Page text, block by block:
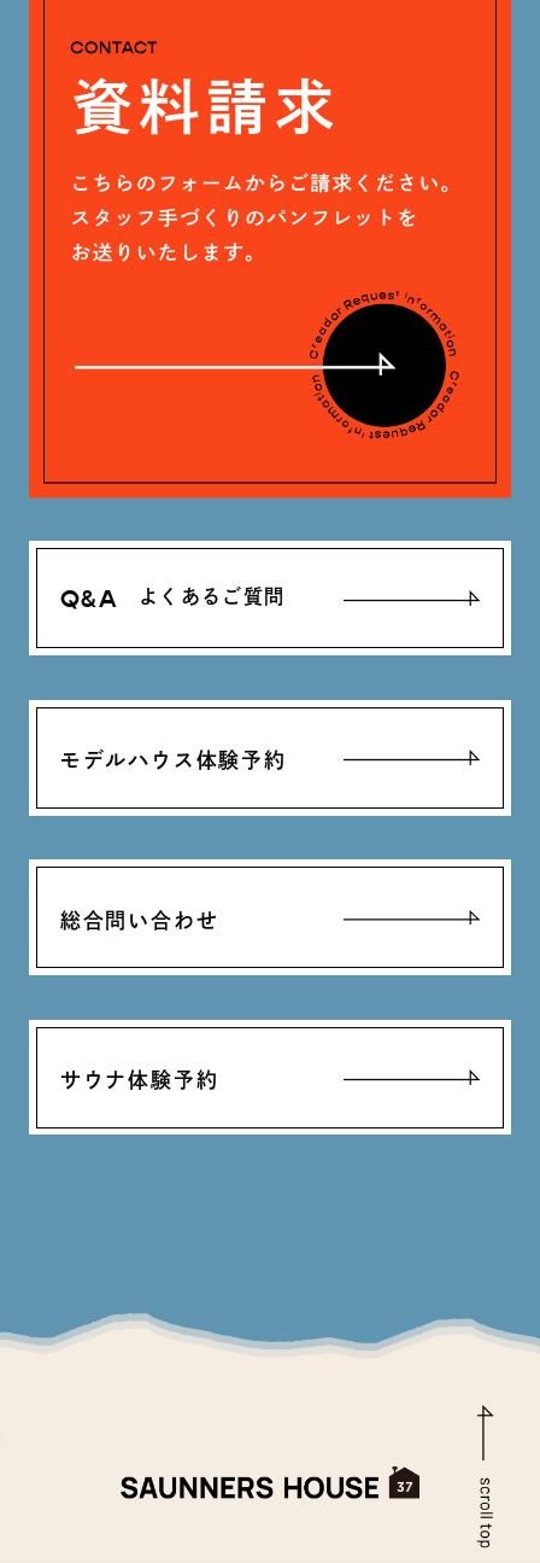
戸田 好紀 (81)
木村 珠梨音 (101)
神定 龍杜 (13)
Q&A よくあるご質問
モデルハウス体験予約
総合問い合わせ
サウナ体験予約